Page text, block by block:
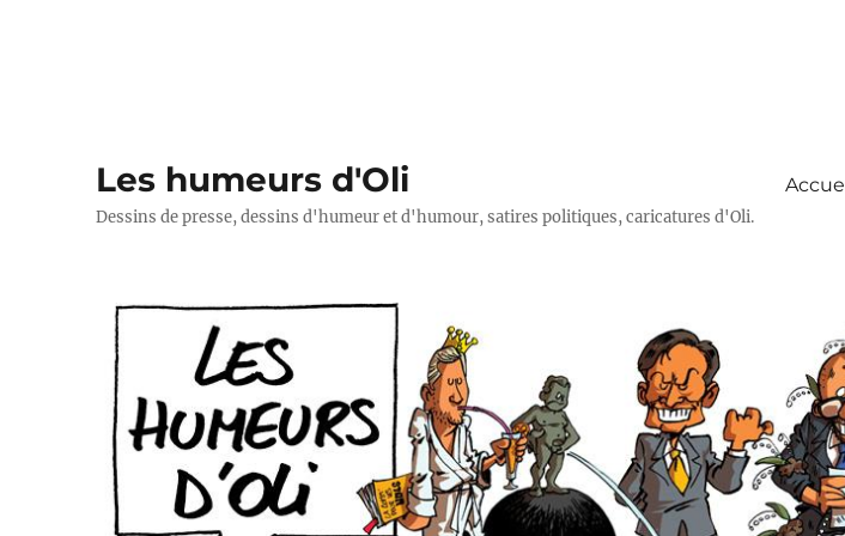
Les humeurs d'Oli
Dessins de presse, dessins d'humeur et d'humour, satires politiques, caricatures d'Oli.